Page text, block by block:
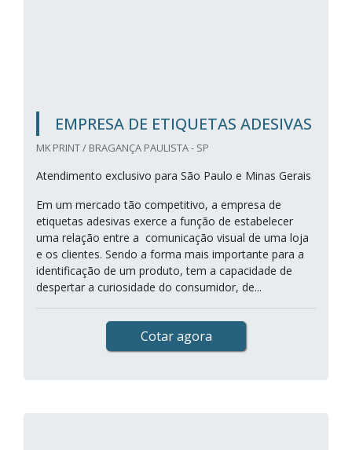
EMPRESA DE ETIQUETAS ADESIVAS
MK PRINT / BRAGANÇA PAULISTA - SP
Atendimento exclusivo para São Paulo e Minas Gerais
Em um mercado tão competitivo, a empresa de
etiquetas adesivas exerce a função de estabelecer
uma relação entre a comunicação visual de uma loja
e os clientes. Sendo a forma mais importante para a
identificação de um produto, tem a capacidade de
despertar a curiosidade do consumidor, de...
Cotar agora